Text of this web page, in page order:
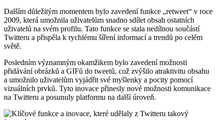
Dalším důležitým momentem bylo zavedení funkce „retweet“ v roce
2009, která umožnila uživatelům snadno sdílet obsah ostatních
uživatelů na svém profilu. Tato funkce se stala nedílnou součástí
Twitteru a přispěla k rychlému šíření informací a trendů po celém
světě.
Posledním významným okamžikem bylo zavedení možnosti
přidávání obrázků a GIFů do tweetů, což zvýšilo atraktivitu obsahu
a umožnilo uživatelům vyjádřit své myšlenky a pocity pomocí
vizuálních prvků. Tyto inovace přinesly nové možnosti komunikace
na Twitteru a posunuly platformu na další úroveň.